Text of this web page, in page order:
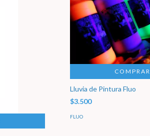
COMPRAR
Lluvia de Pintura Fluo
$3.500
FLUO